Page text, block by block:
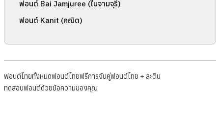
ฟอนต์ Bai Jamjuree (ใบจามจุรี)
ฟอนต์ Kanit (คณิต)
ฟอนต์ไทยทั้งหมดฟอนต์ไทยฟรีการจับคู่ฟอนต์ไทย + ละติน
ทดสอบฟอนต์ด้วยข้อความของคุณ